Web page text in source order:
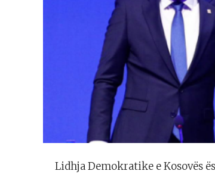
Lidhja Demokratike e Kosovës